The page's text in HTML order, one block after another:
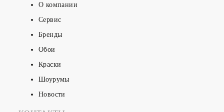
О компании
Сервис
Бренды
Обои
Краски
Шоурумы
Новости